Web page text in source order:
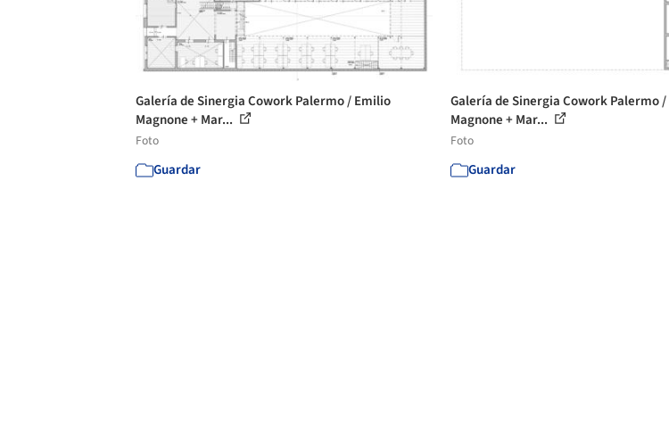
Galería de Sinergia Cowork Palermo / Emilio
Magnone + Mar...
Foto
Guardar
Galería de Sinergia Cowork Palermo
Magnone + Mar...
Foto
Guardar